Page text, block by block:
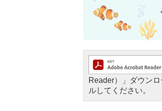
Reader）」ダウン
ルしてください。